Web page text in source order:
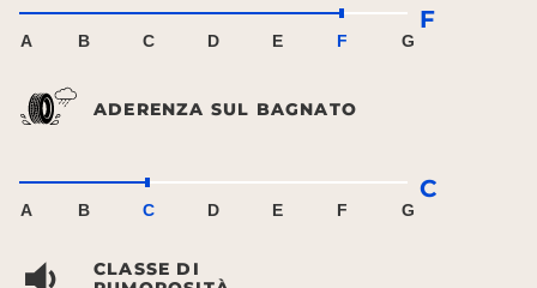
A B C D E F G
F
ADERENZA SUL BAGNATO
A B C D E F G
C
CLASSE DI